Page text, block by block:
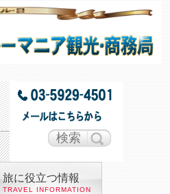
旅に役立つ情報
TRAVEL INFORMATION